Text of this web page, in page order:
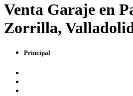
Venta Garaje en
Zorrilla,
Principal